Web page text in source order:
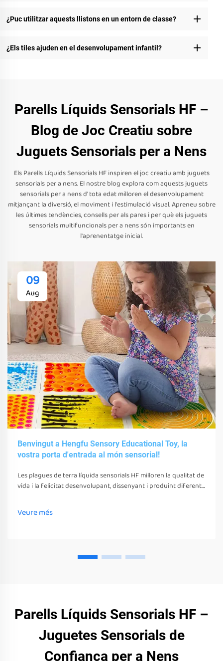
¿Puc utilitzar aquests llistons en un entorn de classe?
¿Els tiles ajuden en el desenvolupament infantil?
Parells Líquids Sensorials HF –
Blog de Joc Creatiu sobre
Juguets Sensorials per a Nens
Els Parells Líquids Sensorials HF inspiren el joc creatiu amb juguets
sensorials per a nens. El nostre blog explora com aquests juguets
sensorials per a nens d' tota edat milloren el desenvolupament
mitjançant la diversió, el moviment i l'estimulació visual. Apreneu sobre
les últimes tendències, consells per als pares i per què els juguets
sensorials multifuncionals per a nens són importants en
l'aprenentatge inicial.
09
Aug
Benvingut a Hengfu Sensory Educational Toy, la
vostra porta d'entrada al món sensorial!
Les plagues de terra líquida sensorials HF milloren la qualitat de
vida i la felicitat desenvolupant, dissenyant i produint diferents
equips poden estimular els seus sentits
Veure més
Parells Líquids Sensorials HF –
Juguetes Sensorials de
Confiança per a Nens